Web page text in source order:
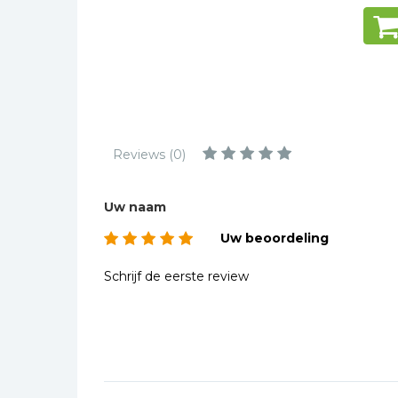
gidsen
Taalstudie
Reviews (0)
Uw naam
Uw beoordeling
Schrijf de eerste review